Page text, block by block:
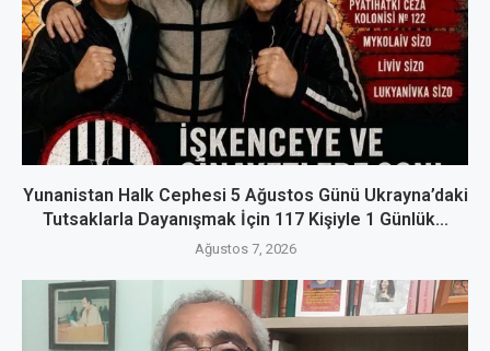
Yunanistan Halk Cephesi 5 Ağustos Günü Ukrayna’daki
Tutsaklarla Dayanışmak İçin 117 Kişiyle 1 Günlük...
Ağustos 7, 2026